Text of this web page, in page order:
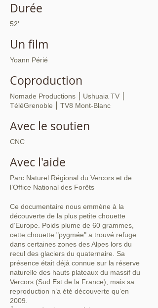
Durée
52'
Un film
Yoann Périé
Coproduction
Nomade Productions ⎮ Ushuaia TV ⎮
TéléGrenoble ⎮ TV8 Mont-Blanc
Avec le soutien
CNC
Avec l'aide
Parc Naturel Régional du Vercors et de
l’Office National des Forêts
Ce documentaire nous emmène à la
découverte de la plus petite chouette
d’Europe. Poids plume de 60 grammes,
cette chouette "pygmée" a trouvé refuge
dans certaines zones des Alpes lors du
recul des glaciers du quaternaire. Sa
présence était déjà connue sur la réserve
naturelle des hauts plateaux du massif du
Vercors (Sud Est de la France), mais sa
reproduction n’a été découverte qu’en
2009.